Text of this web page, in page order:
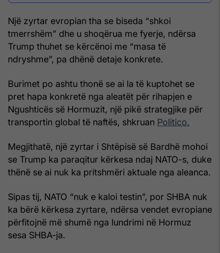
Një zyrtar evropian tha se biseda “shkoi
tmerrshëm” dhe u shoqërua me fyerje, ndërsa
Trump thuhet se kërcënoi me “masa të
ndryshme”, pa dhënë detaje konkrete.
Burimet po ashtu thonë se ai la të kuptohet se
pret hapa konkretë nga aleatët për rihapjen e
Ngushticës së Hormuzit, një pikë strategjike për
transportin global të naftës, shkruan Politico.
Megjithatë, një zyrtar i Shtëpisë së Bardhë mohoi
se Trump ka paraqitur kërkesa ndaj NATO-s, duke
thënë se ai nuk ka pritshmëri aktuale nga aleanca.
Sipas tij, NATO “nuk e kaloi testin”, por SHBA nuk
ka bërë kërkesa zyrtare, ndërsa vendet evropiane
përfitojnë më shumë nga lundrimi në Hormuz
sesa SHBA-ja.